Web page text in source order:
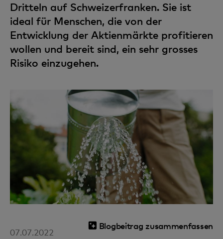
Dritteln auf Schweizerfranken. Sie ist
ideal für Menschen, die von der
Entwicklung der Aktienmärkte profitieren
wollen und bereit sind, ein sehr grosses
Risiko einzugehen.
Blogbeitrag zusammenfassen
07.07.2022